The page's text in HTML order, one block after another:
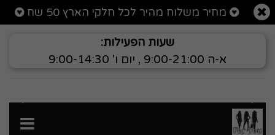
פרטי מוצר גופיית מחוך
מחיר משלוח מהיר לכל חלקי הארץ 50 שח
שעות הפעילות:
א-ה 9:00-21:00 , יום ו' 9:00-14:30
הקודם הבא